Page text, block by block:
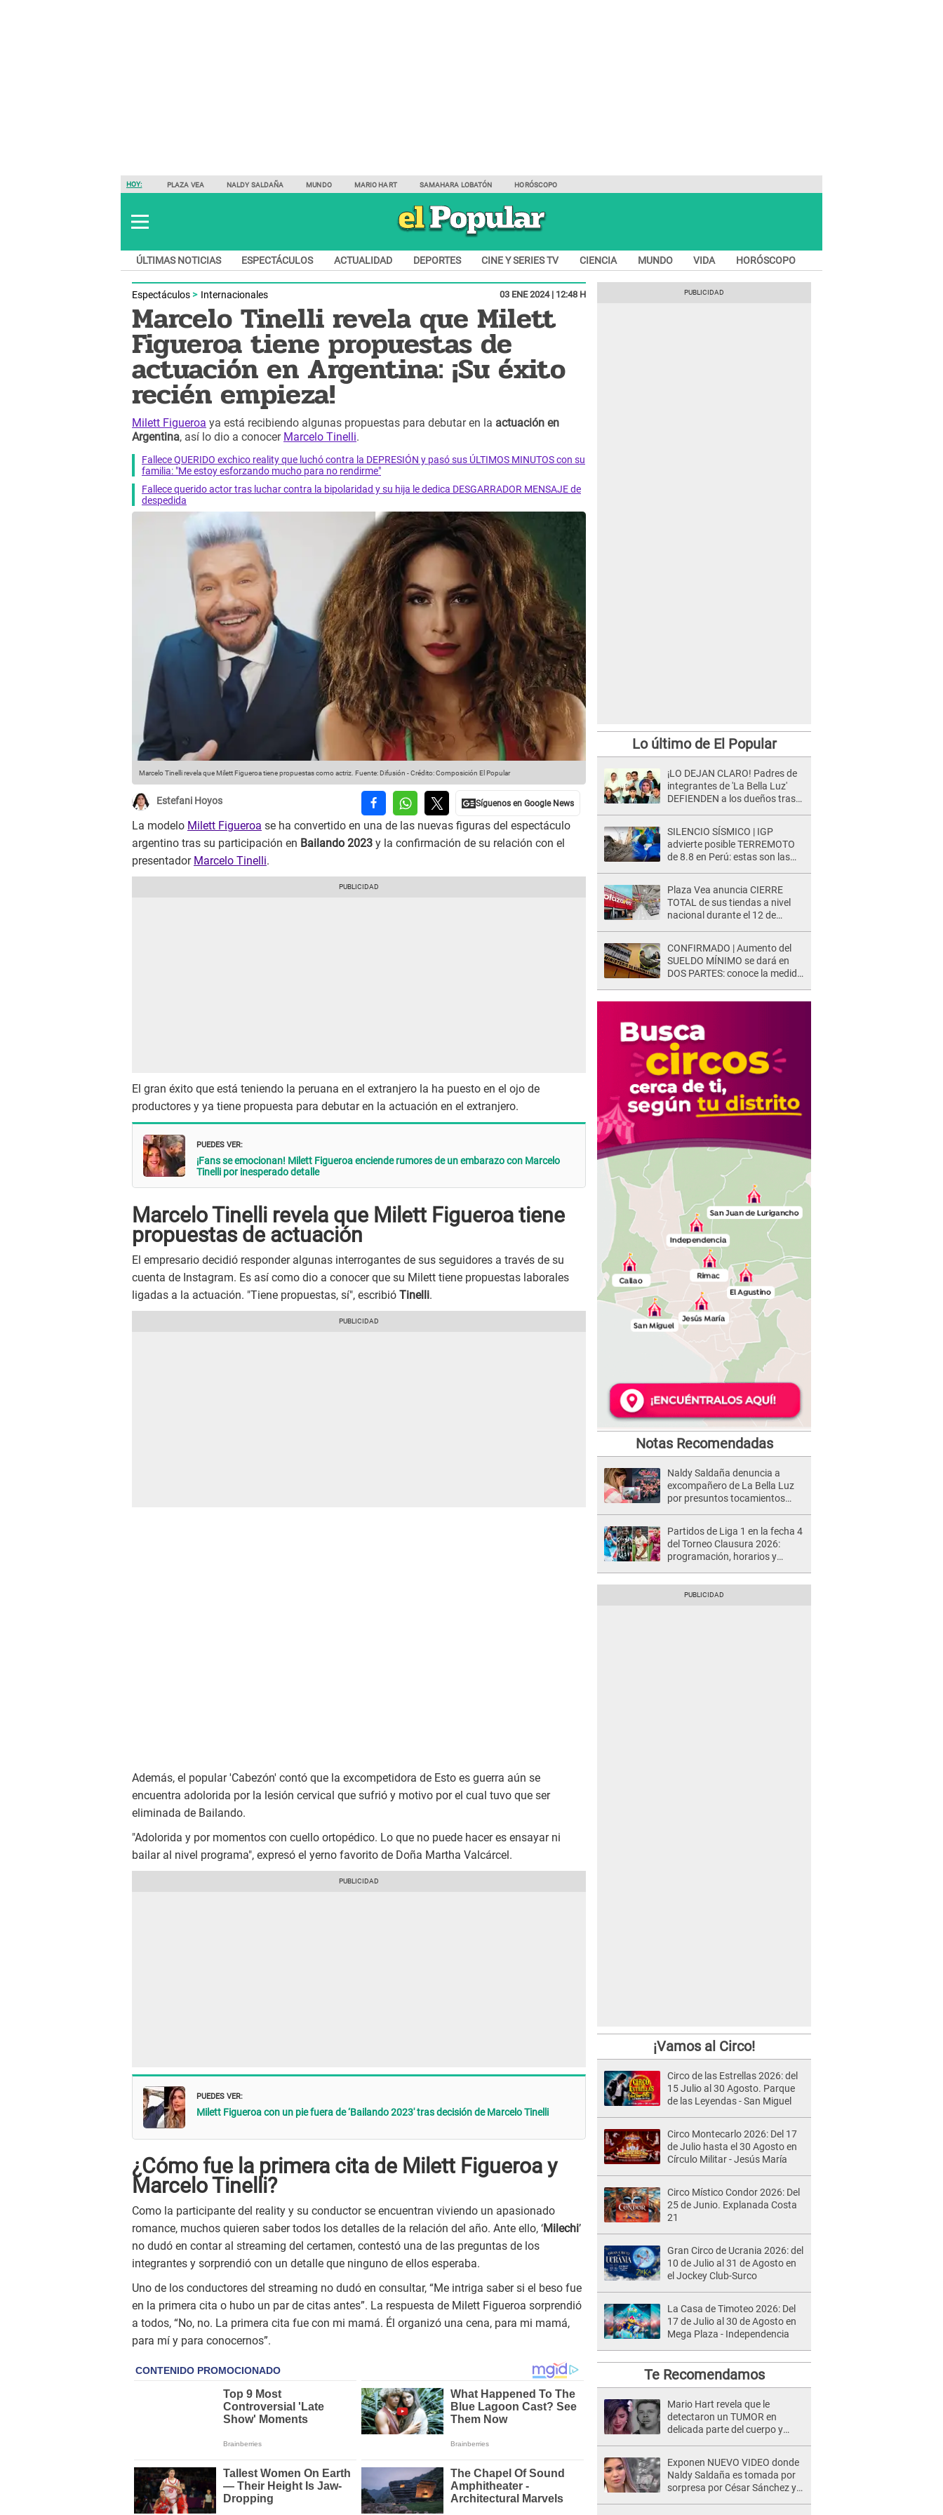
HOY: PLAZA VEA NALDY SALDAÑA MUNDO MARIO HART SAMAHARA LOBATÓN HORÓSCOPO
ÚLTIMAS NOTICIAS ESPECTÁCULOS ACTUALIDAD DEPORTES CINE Y SERIES TV CIENCIA MUNDO VIDA HORÓSCOPO
Espectáculos Internacionales 03 ENE 2024 | 12:48 H
Marcelo Tinelli revela que Milett
Figueroa tiene propuestas de
actuación en Argentina: ¡Su éxito
recién empieza!
Milett Figueroa ya está recibiendo algunas propuestas para debutar en la actuación en
Argentina, así lo dio a conocer Marcelo Tinelli.
Fallece QUERIDO exchico reality que luchó contra la DEPRESIÓN y pasó sus ÚLTIMOS MINUTOS con su
familia: "Me estoy esforzando mucho para no rendirme"
Fallece querido actor tras luchar contra la bipolaridad y su hija le dedica DESGARRADOR MENSAJE de
despedida
Marcelo Tinelli revela que Milett Figueroa tiene propuestas como actriz. Fuente: Difusión -Crédito: Composición El Popular
Estefani Hoyos
La modelo Milett Figueroa se ha convertido en una de las nuevas figuras del espectáculo
argentino tras su participación en Bailando 2023 y la confirmación de su relación con el
presentador Marcelo Tinelli.
El gran éxito que está teniendo la peruana en el extranjero la ha puesto en el ojo de
productores y ya tiene propuesta para debutar en la actuación en el extranjero.
PUEDES VER:
¡Fans se emocionan! Milett Figueroa enciende rumores de un embarazo con Marcelo
Tinelli por inesperado detalle
Marcelo Tinelli revela que Milett Figueroa tiene
propuestas de actuación
El empresario decidió responder algunas interrogantes de sus seguidores a través de su
cuenta de Instagram. Es así como dio a conocer que su Milett tiene propuestas laborales
ligadas a la actuación. "Tiene propuestas, sí", escribió Tinelli.
Además, el popular 'Cabezón' contó que la excompetidora de Esto es guerra aún se
encuentra adolorida por la lesión cervical que sufrió y motivo por el cual tuvo que ser
eliminada de Bailando.
"Adolorida y por momentos con cuello ortopédico. Lo que no puede hacer es ensayar ni
bailar al nivel programa", expresó el yerno favorito de Doña Martha Valcárcel.
PUEDES VER:
Milett Figueroa con un pie fuera de ‘Bailando 2023′ tras decisión de Marcelo Tinelli
¿Cómo fue la primera cita de Milett Figueroa y
Marcelo Tinelli?
Como la participante del reality y su conductor se encuentran viviendo un apasionado
romance, muchos quieren saber todos los detalles de la relación del año. Ante ello, ‘Milechi’
no dudó en contar al streaming del certamen, contestó una de las preguntas de los
integrantes y sorprendió con un detalle que ninguno de ellos esperaba.
Uno de los conductores del streaming no dudó en consultar, “Me intriga saber si el beso fue
en la primera cita o hubo un par de citas antes”. La respuesta de Milett Figueroa sorprendió
a todos, “No, no. La primera cita fue con mi mamá. Él organizó una cena, para mi mamá,
para mí y para conocernos”.
Lo último de El Popular
¡LO DEJAN CLARO! Padres de
integrantes de 'La Bella Luz'
DEFIENDEN a los dueños tras
SILENCIO SÍSMICO | IGP
advierte posible TERREMOTO
de 8.8 en Perú: estas son las
Plaza Vea anuncia CIERRE
TOTAL de sus tiendas a nivel
nacional durante el 12 de
CONFIRMADO | Aumento del
SUELDO MÍNIMO se dará en
DOS PARTES: conoce la medida
Notas Recomendadas
Naldy Saldaña denuncia a
excompañero de La Bella Luz
por presuntos tocamientos
Partidos de Liga 1 en la fecha 4
del Torneo Clausura 2026:
programación, horarios y
¡Vamos al Circo!
Circo de las Estrellas 2026: del
15 Julio al 30 Agosto. Parque
de las Leyendas - San Miguel
Circo Montecarlo 2026: Del 17
de Julio hasta el 30 Agosto en
Círculo Militar - Jesús María
Circo Místico Condor 2026: Del
25 de Junio. Explanada Costa
21
Gran Circo de Ucrania 2026: del
10 de Julio al 31 de Agosto en
el Jockey Club-Surco
La Casa de Timoteo 2026: Del
17 de Julio al 30 de Agosto en
Mega Plaza - Independencia
Te Recomendamos
Mario Hart revela que le
detectaron un TUMOR en
delicada parte del cuerpo y
Exponen NUEVO VIDEO donde
Naldy Saldaña es tomada por
sorpresa por César Sánchez y